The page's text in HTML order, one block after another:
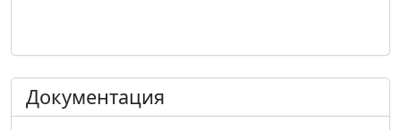
Документация